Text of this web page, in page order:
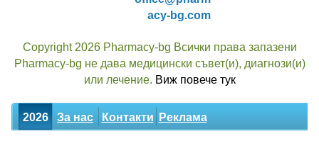
acy-bg.com
Copyright 2026 Pharmacy-bg Всички права запазени
Pharmacy-bg не дава медицински съвет(и), диагнози(и)
или лечение. Виж повече тук
2026 За нас Контакти Реклама